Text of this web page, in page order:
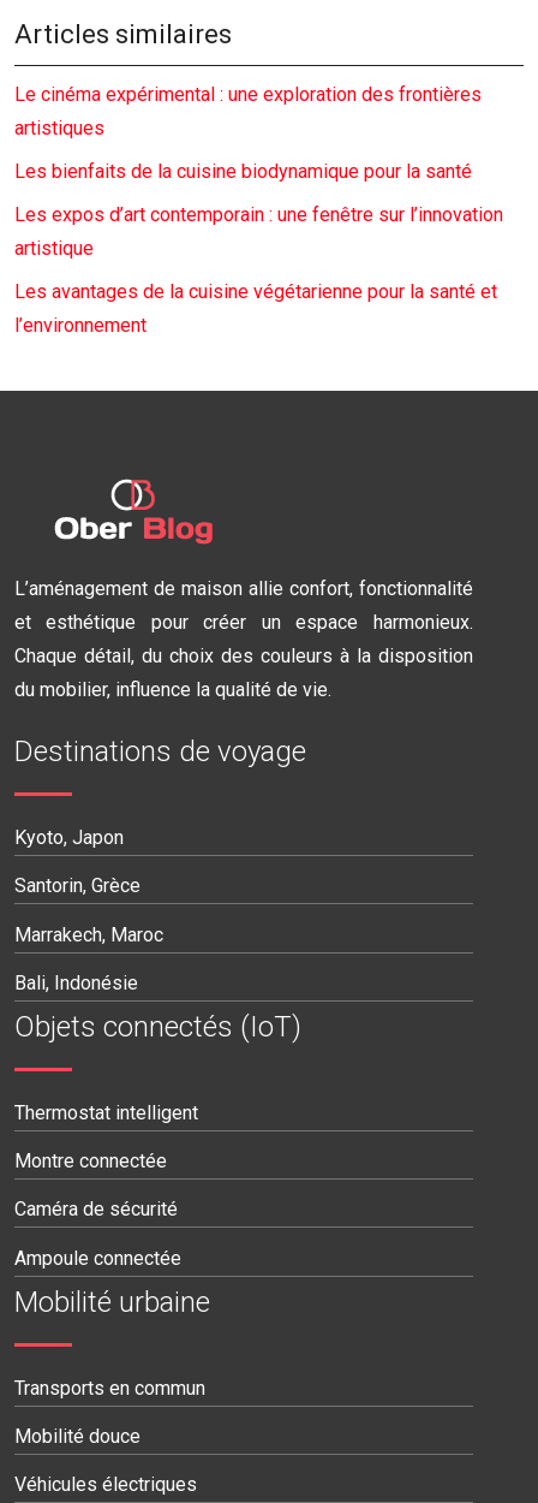
Articles similaires
Le cinéma expérimental : une exploration des frontières
artistiques
Les bienfaits de la cuisine biodynamique pour la santé
Les expos d’art contemporain : une fenêtre sur l’innovation
artistique
Les avantages de la cuisine végétarienne pour la santé et
l’environnement
L’aménagement de maison allie confort, fonctionnalité
et esthétique pour créer un espace harmonieux.
Chaque détail, du choix des couleurs à la disposition
du mobilier, influence la qualité de vie.
Destinations de voyage
Kyoto, Japon
Santorin, Grèce
Marrakech, Maroc
Bali, Indonésie
Objets connectés (IoT)
Thermostat intelligent
Montre connectée
Caméra de sécurité
Ampoule connectée
Mobilité urbaine
Transports en commun
Mobilité douce
Véhicules électriques